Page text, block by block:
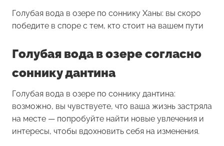
Голубая вода в озере по соннику Ханы: вы скоро
победите в споре с тем, кто стоит на вашем пути
Голубая вода в озере согласно
соннику дантина
Голубая вода в озере по соннику дантина:
возможно, вы чувствуете, что ваша жизнь застряла
на месте — попробуйте найти новые увлечения и
интересы, чтобы вдохновить себя на изменения.